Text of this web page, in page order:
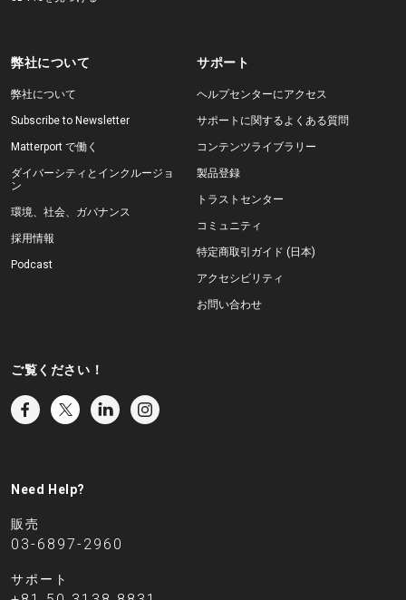
弊社について
弊社について
Subscribe to Newsletter
Matterport で働く
ダイバーシティとインクルージョ
ン
環境、社会、ガバナンス
採用情報
Podcast
サポート
ヘルプセンターにアクセス
サポートに関するよくある質問
コンテンツライブラリー
製品登録
トラストセンター
コミュニティ
特定商取引ガイド (日本)
アクセシビリティ
お問い合わせ
ご覧ください！
Need Help?
販売
03-6897-2960
サポート